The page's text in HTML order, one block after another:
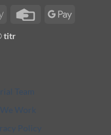
Apple
Credit
Google
titr
Team
Work
Policy